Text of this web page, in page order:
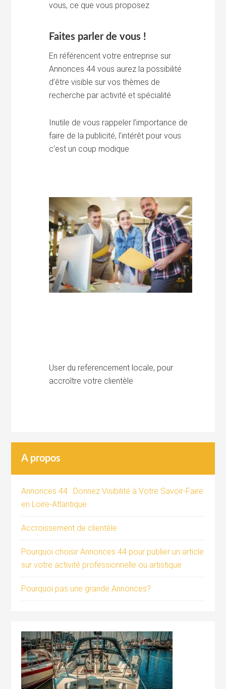
vous, ce que vous proposez
Faites parler de vous !
En référencent votre entreprise sur
Annonces 44 vous aurez la possibilité
d’être visible sur vos thèmes de
recherche par activité et spécialité
Inutile de vous rappeler l’importance de
faire de la publicité, l’intérêt pour vous
c’est un coup modique
User du referencement locale, pour
accroître votre clientèle
A propos
Annonces 44 : Donnez Visibilité à Votre Savoir-Faire
en Loire-Atlantique
Accroissement de clientèle
Pourquoi choisir Annonces 44 pour publier un article
sur votre activité professionnelle ou artistique
Pourquoi pas une grande Annonces?